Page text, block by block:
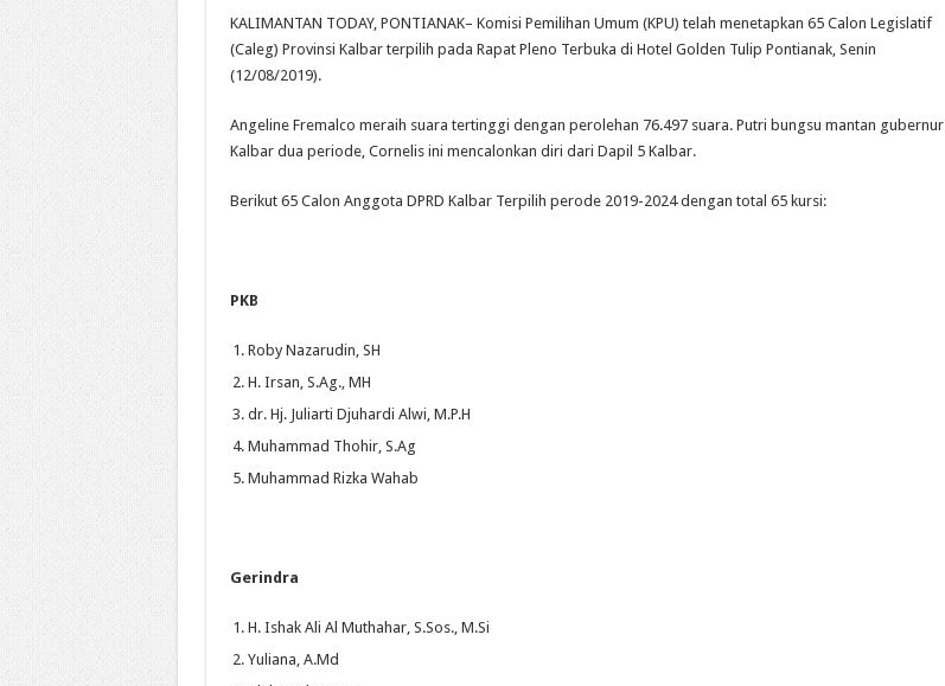
KALIMANTAN TODAY, PONTIANAK– Komisi Pemilihan Umum (KPU) telah menetapkan 65 Calon Legislatif
(Caleg) Provinsi Kalbar terpilih pada Rapat Pleno Terbuka di Hotel Golden Tulip Pontianak, Senin
(12/08/2019).
Angeline Fremalco meraih suara tertinggi dengan perolehan 76.497 suara. Putri bungsu mantan gubernur
Kalbar dua periode, Cornelis ini mencalonkan diri dari Dapil 5 Kalbar.
Berikut 65 Calon Anggota DPRD Kalbar Terpilih perode 2019-2024 dengan total 65 kursi:
PKB
Roby Nazarudin, SH
H. Irsan, S.Ag., MH
dr. Hj. Juliarti Djuhardi Alwi, M.P.H
Muhammad Thohir, S.Ag
Muhammad Rizka Wahab
Gerindra
H. Ishak Ali Al Muthahar, S.Sos., M.Si
Yuliana, A.Md